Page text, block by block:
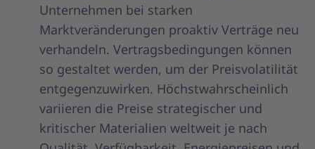
Unternehmen bei starken
Marktveränderungen proaktiv Verträge neu
verhandeln. Vertragsbedingungen können
so gestaltet werden, um der Preisvolatilität
entgegenzuwirken. Höchstwahrscheinlich
variieren die Preise strategischer und
kritischer Materialien weltweit je nach